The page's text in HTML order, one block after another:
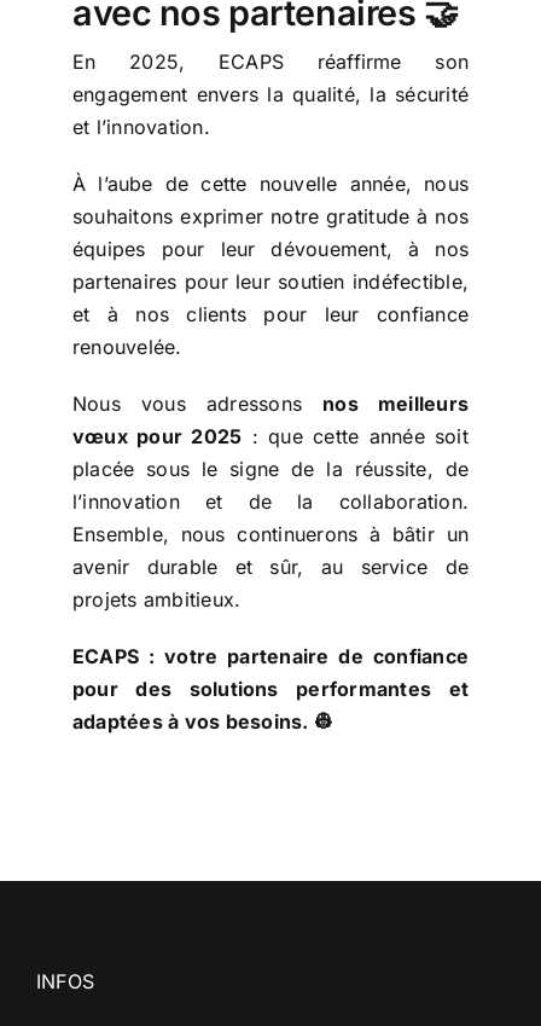
avec nos partenaires 🤝
En 2025, ECAPS réaffirme son
engagement envers la qualité, la sécurité
et l’innovation.
À l’aube de cette nouvelle année, nous
souhaitons exprimer notre gratitude à nos
équipes pour leur dévouement, à nos
partenaires pour leur soutien indéfectible,
et à nos clients pour leur confiance
renouvelée.
Nous vous adressons nos meilleurs
vœux pour 2025 : que cette année soit
placée sous le signe de la réussite, de
l’innovation et de la collaboration.
Ensemble, nous continuerons à bâtir un
avenir durable et sûr, au service de
projets ambitieux.
ECAPS : votre partenaire de confiance
pour des solutions performantes et
adaptées à vos besoins. 👷
INFOS